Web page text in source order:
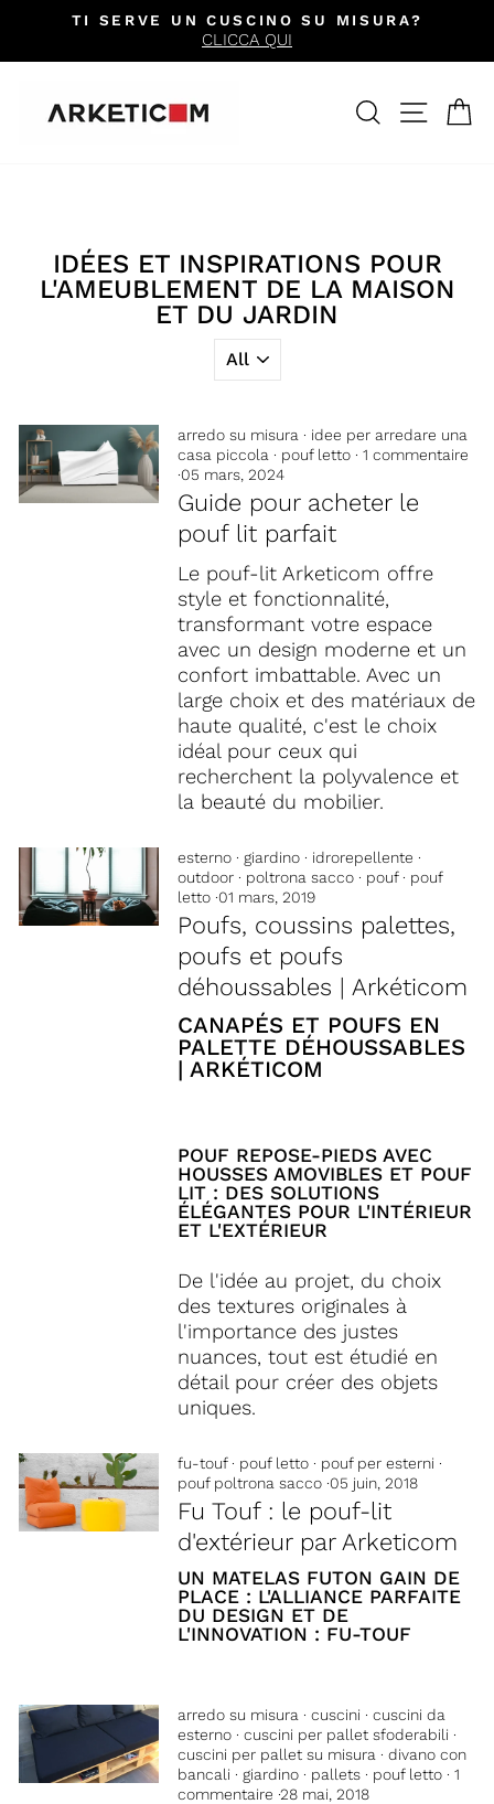
contenu
Diaporama
CUSCINO SU MISURA?
ACHETEZ
IDÉES ET INSPIRATIONS POUR
L'AMEUBLEMENT DE LA MAISON
ET DU JARDIN
arredo su misura · idee per arredare una
casa piccola · pouf letto· 1 commentaire
·05 mars, 2024
Guide pour acheter le
pouf lit parfait
Le pouf-lit Arketicom offre
style et fonctionnalité,
transformant votre espace
avec un design moderne et un
confort imbattable. Avec un
large choix et des matériaux de
haute qualité, c'est le choix
idéal pour ceux qui
recherchent la polyvalence et
la beauté du mobilier.
esterno· giardino· idrorepellente ·
outdoor· poltrona sacco· pouf· pouf
letto·01 mars, 2019
Poufs, coussins palettes,
poufs et poufs
déhoussables | Arkéticom
CANAPÉS ET POUFS EN
PALETTE DÉHOUSSABLES
| ARKÉTICOM
POUF REPOSE-PIEDS AVEC
HOUSSES AMOVIBLES ET POUF
LIT : DES SOLUTIONS
ÉLÉGANTES POUR L'INTÉRIEUR
ET L'EXTÉRIEUR
De l'idée au projet, du choix
des textures originales à
l'importance des justes
nuances, tout est étudié en
détail pour créer des objets
uniques.
fu-touf· pouf letto· pouf per esterni ·
pouf poltrona sacco·05 juin, 2018
Fu Touf : le pouf-lit
d'extérieur par Arketicom
UN MATELAS FUTON GAIN DE
PLACE : L'ALLIANCE PARFAITE
DU DESIGN ET DE
L'INNOVATION : FU-TOUF
arredo su misura · cuscini · cuscini da
esterno· cuscini per pallet sfoderabili ·
cuscini per pallet su misura · divano con
bancali · giardino· pallets· pouf letto· 1
commentaire ·28 mai, 2018